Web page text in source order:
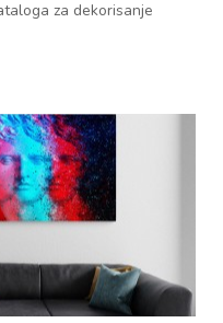
za dekorisanje